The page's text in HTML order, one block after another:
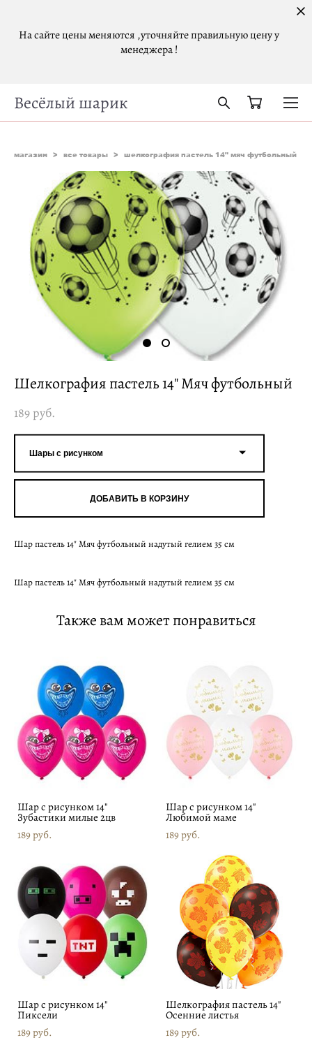
На сайте цены меняются ,уточняйте правильную цену у
менеджера !
Весёлый шарик
магазин > все товары > шелкография пастель 14" мяч футбольный
Шелкография пастель 14" Мяч футбольный
189 pуб.
Шары с рисунком
ДОБАВИТЬ В КОРЗИНУ
Шар пастель 14" Мяч футбольный надутый гелием 35 см
Шар пастель 14" Мяч футбольный надутый гелием 35 см
Также вам может понравиться
Шар с рисунком 14"
Зубастики милые 2цв
189 pуб.
Шар с рисунком 14"
Любимой маме
189 pуб.
Шар с рисунком 14"
Пиксели
189 pуб.
Шелкография пастель 14"
Осенние листья
189 pуб.